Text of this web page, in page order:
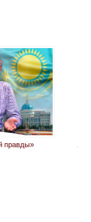
правды»